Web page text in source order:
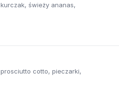
świeży ananas,
cotto, pieczarki,